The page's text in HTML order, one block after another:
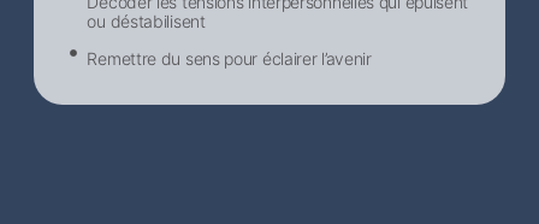
ou déstabilisent
Remettre du sens pour éclairer l’avenir